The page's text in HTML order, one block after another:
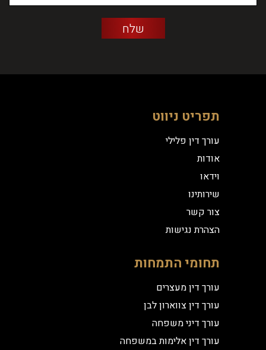
תפריט ניווט
עורך דין פלילי
אודות
וידאו
שירותינו
צור קשר
הצהרת נגישות
תחומי התמחות
עורך דין מעצרים
עורך דין צווארון לבן
עורך דיני משפחה
עורך דין אלימות במשפחה